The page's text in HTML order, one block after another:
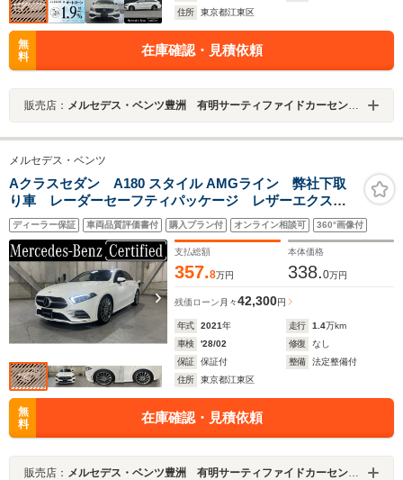
住所
東京都江東区
無
料
在庫確認・見積依頼
販売店： メルセデス・ベンツ豊洲 有明サーティファイドカーセンター
メルセデス・ベンツ
Aクラスセダン A180 スタイル AMGライン 弊社下取
り車 レーダーセーフティパッケージ レザーエクスク
ルーシブパッケージ パノラミックスライディングルー
フ アドバンスドパッケージ 認定中古車2年付
ディーラー保証 車両品質評価書付 購入プラン付 オンライン相談可 360°画像付
支払総額
357.8万円
本体価格
338.0万円
残価ローン 月々42,300円
年式 2021年 走行 1.4万km
車検
'28/02 修復
なし
保証
保証付 整備
法定整備付
住所
東京都江東区
無
料
在庫確認・見積依頼
販売店： メルセデス・ベンツ豊洲 有明サーティファイドカーセンター